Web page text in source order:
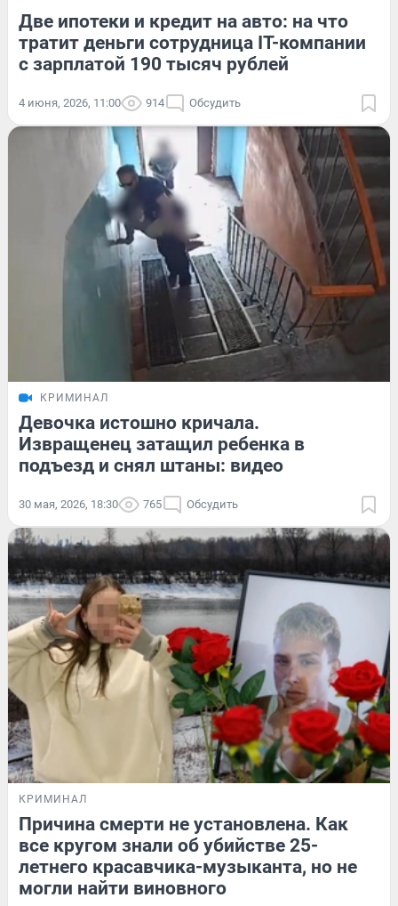
Две ипотеки и кредит на авто: на что
тратит деньги сотрудница IT-компании
с зарплатой 190 тысяч рублей
4 июня, 2026, 11:00 914 Обсудить
КРИМИНАЛ
Девочка истошно кричала.
Извращенец затащил ребенка в
подъезд и снял штаны: видео
30 мая, 2026, 18:30 765 Обсудить
КРИМИНАЛ
Причина смерти не установлена. Как
все кругом знали об убийстве 25-
летнего красавчика-музыканта, но не
могли найти виновного